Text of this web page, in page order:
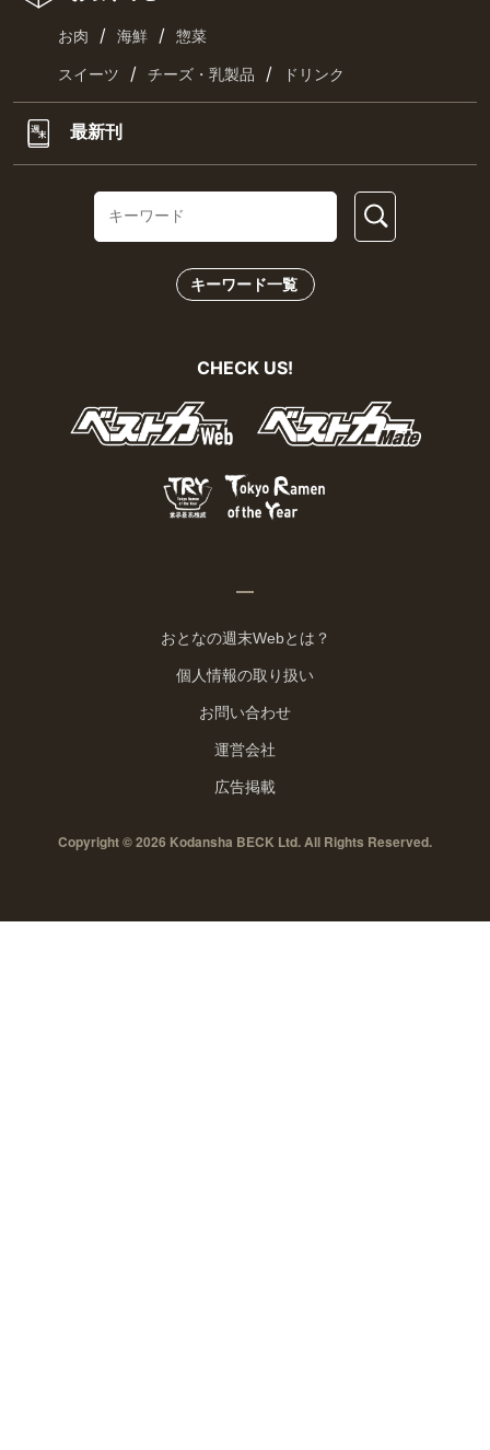
お肉 / 海鮮 / 惣菜
スイーツ / チーズ・乳製品 / ドリンク
最新刊
キーワード一覧
CHECK US!
おとなの週末Webとは？
個人情報の取り扱い
お問い合わせ
運営会社
広告掲載
Copyright © 2026 Kodansha BECK Ltd. All Rights Reserved.